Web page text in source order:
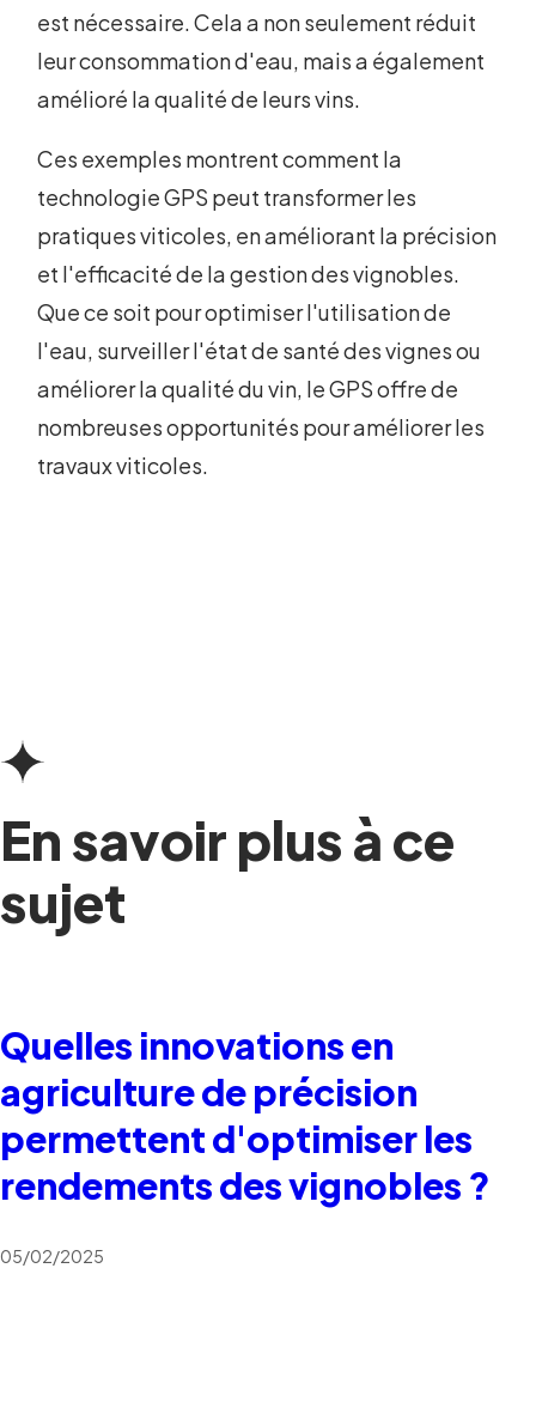
est nécessaire. Cela a non seulement réduit
leur consommation d'eau, mais a également
amélioré la qualité de leurs vins.
Ces exemples montrent comment la
technologie GPS peut transformer les
pratiques viticoles, en améliorant la précision
et l'efficacité de la gestion des vignobles.
Que ce soit pour optimiser l'utilisation de
l'eau, surveiller l'état de santé des vignes ou
améliorer la qualité du vin, le GPS offre de
nombreuses opportunités pour améliorer les
travaux viticoles.
En savoir plus à ce
sujet
Quelles innovations en
agriculture de précision
permettent d'optimiser les
rendements des vignobles ?
05/02/2025